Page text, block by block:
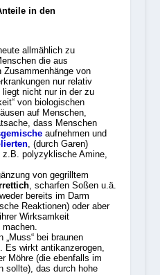
in den
allmählich zu
die aus
Zusammenhänge von
nur relativ
nicht nur in der zu
von biologischen
auf Menschen,
dass Menschen
aufnehmen und
, (durch Garen)
polyzyklische Amine,
von gegrilltem
, scharfen Soßen u.ä.
bereits im Darm
Reaktionen) oder aber
Wirksamkeit
machen.
„Muss“ bei braunen
. Es wirkt antikanzerogen,
Möhre (die ebenfalls im
sollte), das durch hohe